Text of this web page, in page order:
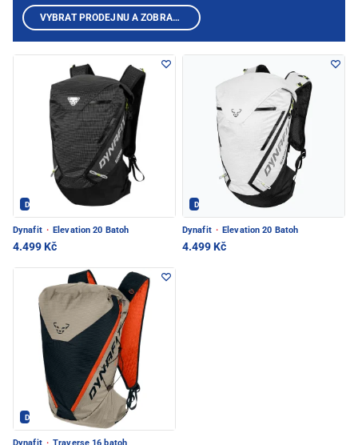
Dynafit - PEC POD SNĚŽKOU
Dynafit · Elevation 20 Batoh
4.499 Kč
Dynafit - PEC POD SNĚŽKOU
Dynafit · Elevation 20 Batoh
4.499 Kč
Dynafit - PEC POD SNĚŽKOU
VYBRAT PRODEJNU A ZOBRAZIT PRODUKTY